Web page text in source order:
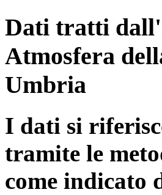
Dati tratti
Atmosfera
Umbria
I dati si
tramite le
come indicato